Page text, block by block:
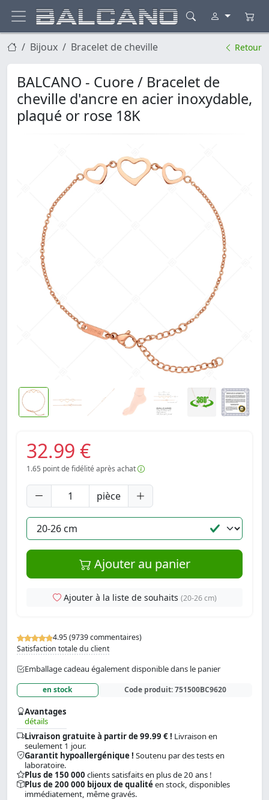
Bijoux Bracelet de cheville Retour
BALCANO - Cuore / Bracelet de
cheville d'ancre en acier inoxydable,
plaqué or rose 18K
4.95 (9739 commentaires)
Satisfaction totale du client
Emballage cadeau également disponible dans le panier
en stock Code produit:751500BC9620
Avantages
détails
Livraison gratuite à partir de 99.99 € ! Livraison en
seulement 1 jour.
Garantit hypoallergénique ! Soutenu par des tests en
laboratoire.
Plus de 150 000 clients satisfaits en plus de 20 ans !
Plus de 200 000 bijoux de qualitéen stock, disponibles
immédiatement, même gravés.
32.99 €
1.65 point de fidélité après achat
pièce
Ajouter au panier
Ajouter à la liste de souhaits (20-26 cm)